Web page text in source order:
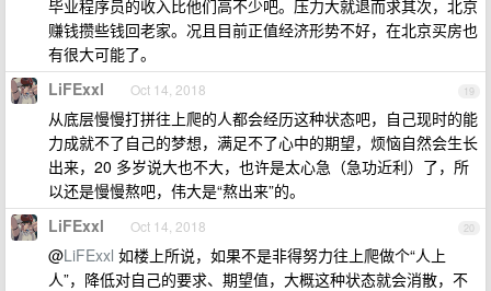
毕业程序员的收入比他们高不少吧。压力大就退而求其次，北京
赚钱攒些钱回老家。况且目前正值经济形势不好，在北京买房也
有很大可能了。
19
LiFExxl Oct 14, 2018
从底层慢慢打拼往上爬的人都会经历这种状态吧，自己现时的能
力成就不了自己的梦想，满足不了心中的期望，烦恼自然会生长
出来，20 多岁说大也不大，也许是太心急（急功近利）了，所
以还是慢慢熬吧，伟大是“熬出来”的。
20
LiFExxl Oct 14, 2018
@LiFExxl 如楼上所说，如果不是非得努力往上爬做个“人上
人”，降低对自己的要求、期望值，大概这种状态就会消散，不